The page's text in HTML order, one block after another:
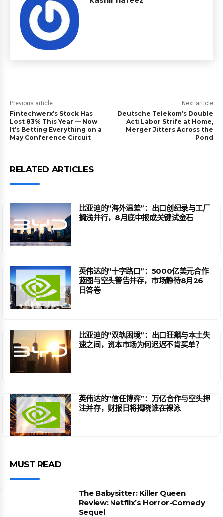
Previous article
Fintechwerx’s Stock Has
Lost 83% This Year — Now
It’s Betting Everything on a
May Conference Circuit
Next article
Deutsche Telekom’s Double
Act: Labor Strife at Home,
Merger Jitters Across the
Pond
RELATED ARTICLES
比亚迪的”海外温差”：出口创纪录与工厂
搁浅并行，8月底中报成关键试金石
英伟达的”十字路口”：5000亿美元合作
蓝图与空头警告并存，市场静待8月26
日答卷
比亚迪的”双轨困境”：出口狂飙与本土失
速之间，资本市场为何迟迟不肯买单？
英伟达的”信任博弈”：万亿合作与空头押
注并存，财报日将揭晓谁在裸泳
MUST READ
The Babysitter: Killer Queen
Review: Netflix’s Horror-Comedy
Sequel